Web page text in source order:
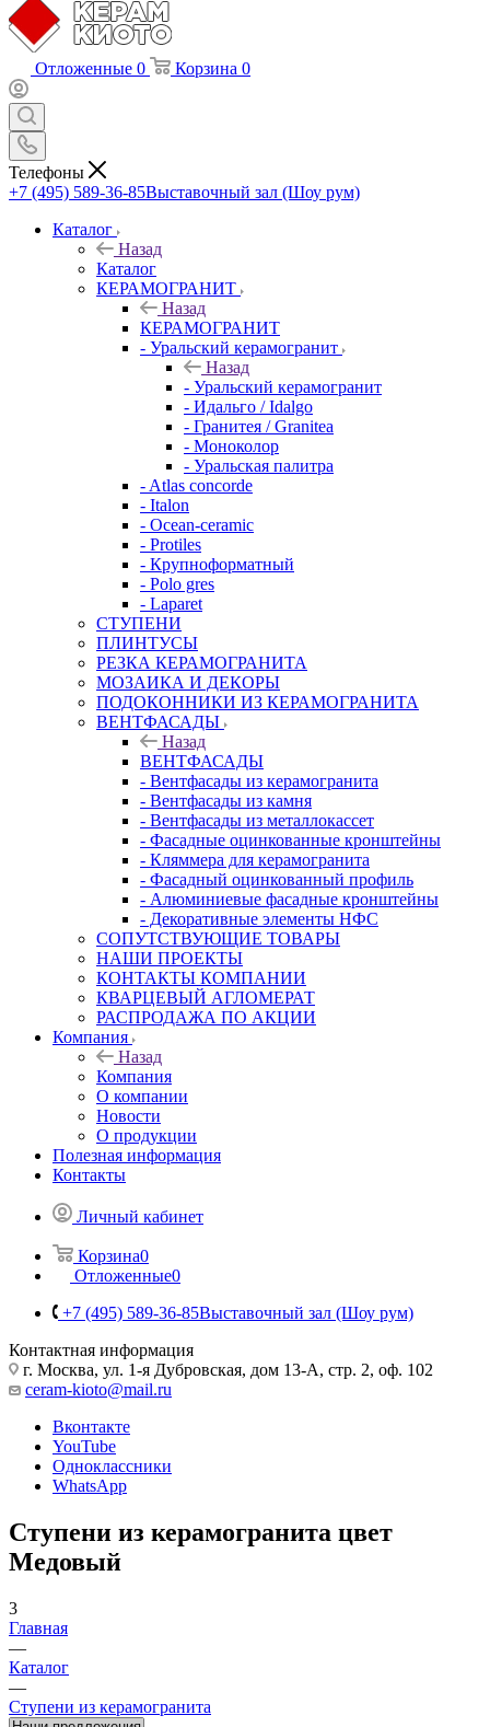
Отложенные 0 Корзина 0
Телефоны
+7 (495) 589-36-85Выставочный зал (Шоу рум)
Каталог
Назад
Каталог
КЕРАМОГРАНИТ
Назад
КЕРАМОГРАНИТ
- Уральский керамогранит
Назад
- Уральский керамогранит
- Идальго / Idalgo
- Гранитея / Granitea
- Моноколор
- Уральская палитра
- Atlas concorde
- Italon
- Ocean-ceramic
- Protiles
- Крупноформатный
- Polo gres
- Laparet
СТУПЕНИ
ПЛИНТУСЫ
РЕЗКА КЕРАМОГРАНИТА
МОЗАИКА И ДЕКОРЫ
ПОДОКОННИКИ ИЗ КЕРАМОГРАНИТА
ВЕНТФАСАДЫ
Назад
ВЕНТФАСАДЫ
- Вентфасады из керамогранита
- Вентфасады из камня
- Вентфасады из металлокассет
- Фасадные оцинкованные кронштейны
- Кляммера для керамогранита
- Фасадный оцинкованный профиль
- Алюминиевые фасадные кронштейны
- Декоративные элементы НФС
СОПУТСТВУЮЩИЕ ТОВАРЫ
НАШИ ПРОЕКТЫ
КОНТАКТЫ КОМПАНИИ
КВАРЦЕВЫЙ АГЛОМЕРАТ
РАСПРОДАЖА ПО АКЦИИ
Компания
Назад
Компания
О компании
Новости
О продукции
Полезная информация
Контакты
Личный кабинет
Корзина0
Отложенные0
+7 (495) 589-36-85Выставочный зал (Шоу рум)
Контактная информация
г. Москва, ул. 1-я Дубровская, дом 13-А, стр. 2, оф. 102
ceram-kioto@mail.ru
Вконтакте
YouTube
Одноклассники
WhatsApp
Ступени из керамогранита цвет
Медовый
3
Главная
—
Каталог
—
Ступени из керамогранита